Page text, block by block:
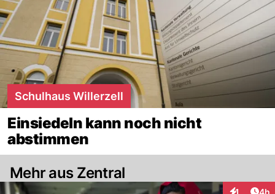
Schulhaus Willerzell
Einsiedeln kann noch nicht
abstimmen
Mehr aus Zentral
1 4h